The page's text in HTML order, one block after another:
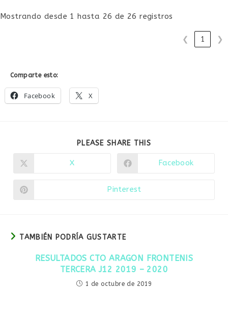
Mostrando desde 1 hasta 26 de 26 registros
❮ 1 ❯
Comparte esto:
Facebook X
PLEASE SHARE THIS
SeX
Se
Facebook
Se
Pinterest
TAMBIÉN PODRÍA GUSTARTE
RESULTADOS CTO ARAGON FRONTENIS
TERCERA J12 2019 – 2020
1 de octubre de 2019